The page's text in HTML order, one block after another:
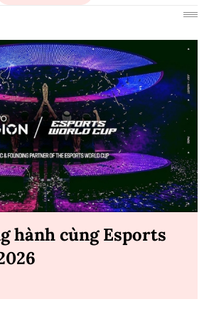
hành cùng Esports